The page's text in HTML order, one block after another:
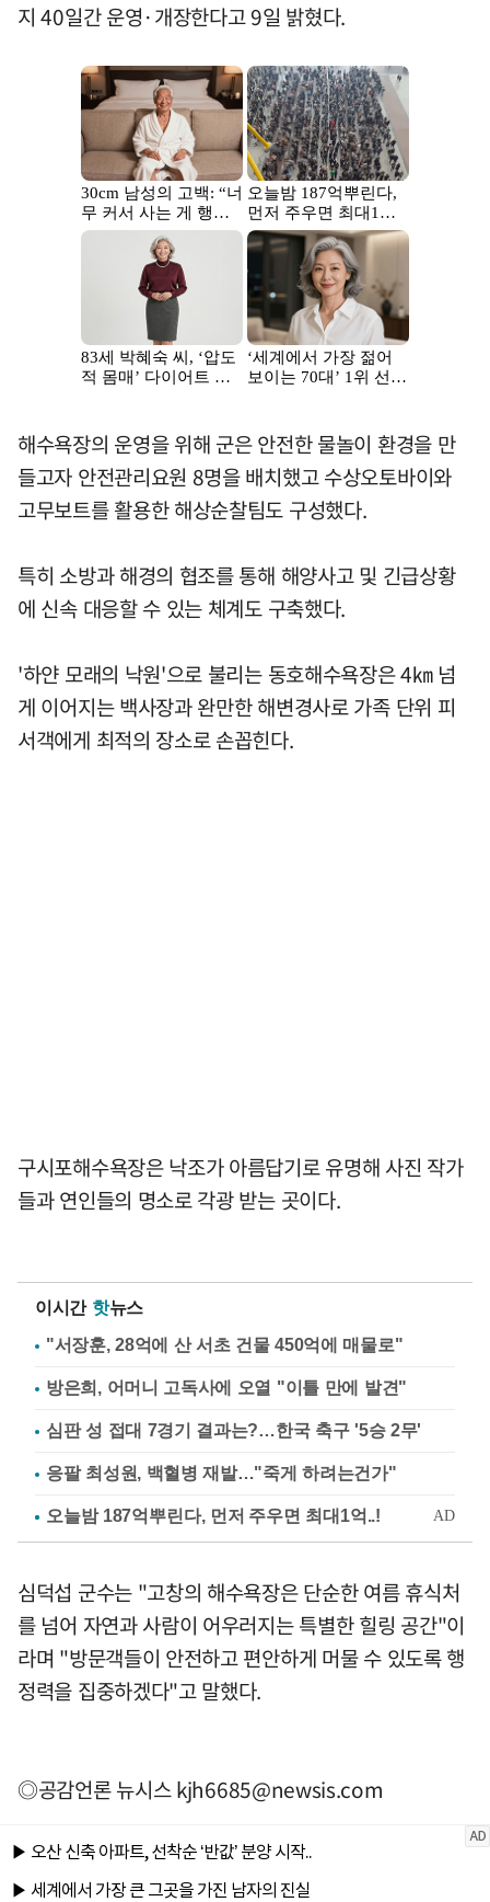
지 40일간 운영·개장한다고 9일 밝혔다.
해수욕장의 운영을 위해 군은 안전한 물놀이 환경을 만
들고자 안전관리요원 8명을 배치했고 수상오토바이와
고무보트를 활용한 해상순찰팀도 구성했다.
특히 소방과 해경의 협조를 통해 해양사고 및 긴급상황
에 신속 대응할 수 있는 체계도 구축했다.
'하얀 모래의 낙원'으로 불리는 동호해수욕장은 4㎞ 넘
게 이어지는 백사장과 완만한 해변경사로 가족 단위 피
서객에게 최적의 장소로 손꼽힌다.
구시포해수욕장은 낙조가 아름답기로 유명해 사진 작가
들과 연인들의 명소로 각광 받는 곳이다.
이시간 핫뉴스
"서장훈, 28억에 산 서초 건물 450억에 매물로"
방은희, 어머니 고독사에 오열 "이틀 만에 발견"
심판 성 접대 7경기 결과는?…한국 축구 '5승 2무'
응팔 최성원, 백혈병 재발…"죽게 하려는건가"
심덕섭 군수는 "고창의 해수욕장은 단순한 여름 휴식처
를 넘어 자연과 사람이 어우러지는 특별한 힐링 공간"이
라며 "방문객들이 안전하고 편안하게 머물 수 있도록 행
정력을 집중하겠다"고 말했다.
◎공감언론 뉴시스kjh6685@newsis.com